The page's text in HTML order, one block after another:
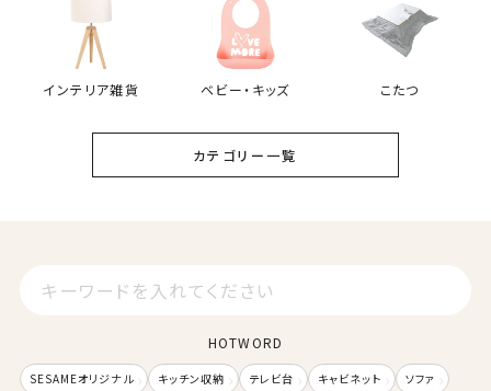
たきたてはくまい
座り心地がふわふわで、お昼寝にちょうど良さそうです。また、女性
インテリア雑貨 ベビー・キッズ こたつ
カテゴリー一覧
HOTWORD
SESAMEオリジナル キッチン収納 テレビ台 キャビネット ソファ